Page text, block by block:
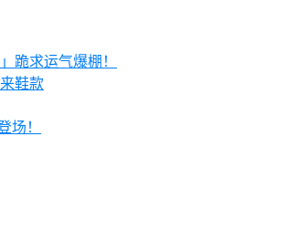
跪求运气爆棚！
鞋款
场！